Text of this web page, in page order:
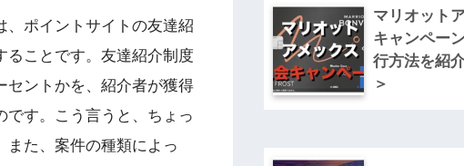
、ポイントサイトの友達紹
ることです。友達紹介制度
セントかを、紹介者が獲得
です。こう言うと、ちょっ
また、案件の種類によっ
マリオット
キャンペー
行方法を紹
＞